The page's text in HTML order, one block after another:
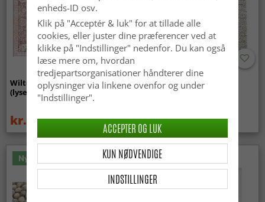
Wilton-tæppe - Gombalia
(lyserød)
kr.339 kr.449
Uldtæppe - Avafors Wool
Bubble (natural)
kr.719
Nyhed
enheds-ID osv.
Klik på "Acceptér & luk" for at tillade alle
cookies, eller juster dine præferencer ved at
klikke på "Indstillinger" nedenfor. Du kan også
læse mere om, hvordan
tredjepartsorganisationer håndterer dine
oplysninger via linkene ovenfor og under
"Indstillinger".
INDSTILLINGER
KUN NØDVENDIGE
ACCEPTER OG LUK